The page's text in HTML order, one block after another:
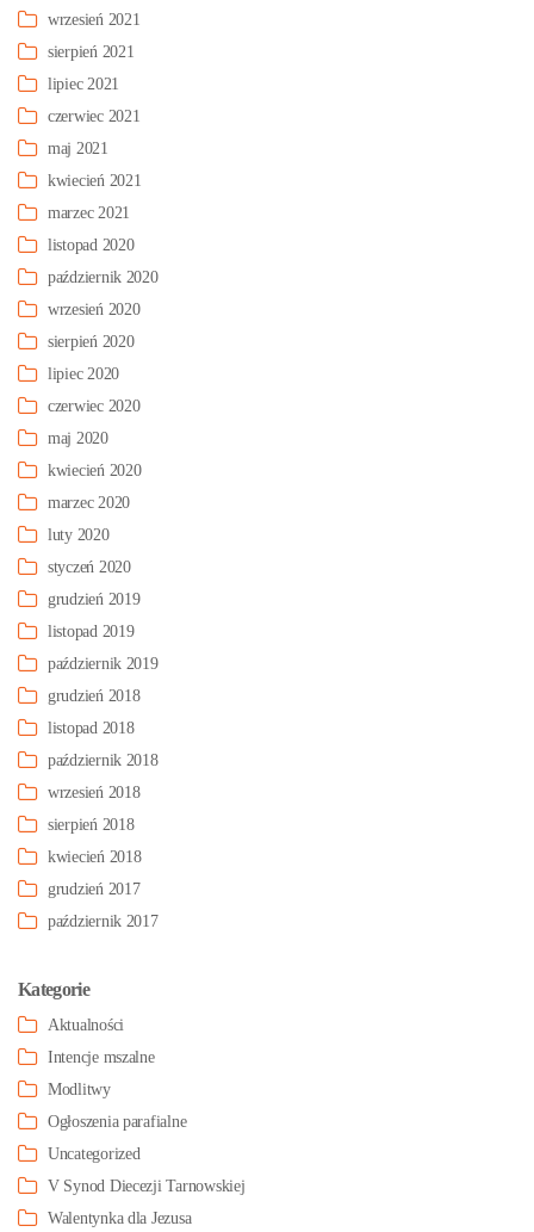
wrzesień 2021
sierpień 2021
lipiec 2021
czerwiec 2021
maj 2021
kwiecień 2021
marzec 2021
listopad 2020
październik 2020
wrzesień 2020
sierpień 2020
lipiec 2020
czerwiec 2020
maj 2020
kwiecień 2020
marzec 2020
luty 2020
styczeń 2020
grudzień 2019
listopad 2019
październik 2019
grudzień 2018
listopad 2018
październik 2018
wrzesień 2018
sierpień 2018
kwiecień 2018
grudzień 2017
październik 2017
Kategorie
Aktualności
Intencje mszalne
Modlitwy
Ogłoszenia parafialne
Uncategorized
V Synod Diecezji Tarnowskiej
Walentynka dla Jezusa